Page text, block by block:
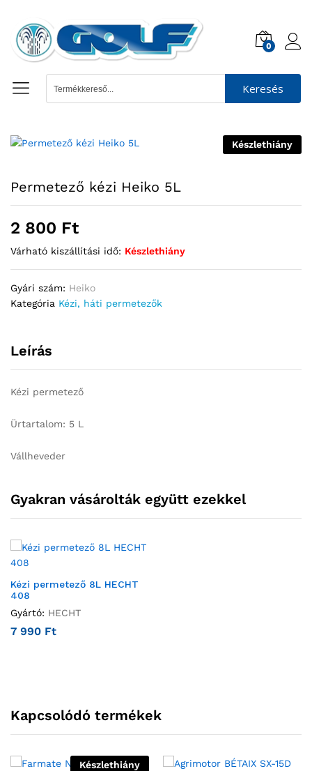
0
Keresés
Készlethiány
Permetező kézi Heiko 5L
2 800 Ft
Várható kiszállítási idő: Készlethiány
Gyári szám: Heiko
Kategória Kézi, háti permetezők
Leírás
Kézi permetező
Ürtartalom: 5 L
Vállheveder
Gyakran vásárolták együtt ezekkel
Kézi permetező 8L HECHT
408
Gyártó: HECHT
7 990 Ft
Kapcsolódó termékek
Készlethiány